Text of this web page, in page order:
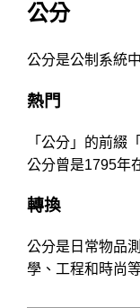
公分
公分是公制系統
熱門
「公分」的前綴
公分曾是1795年
轉換
公分是日常物品
學、工程和時尚